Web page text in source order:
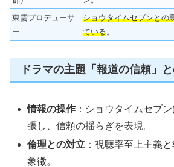
東雲プロデューサ
ー
ショウタイムセブンとの
ている。
ドラマの主題「報道の信頼」
情報の操作 ：ショウタイムセブ
張し、信頼の揺らぎを表現。
倫理との対立 ：視聴率至上主義
象徴。